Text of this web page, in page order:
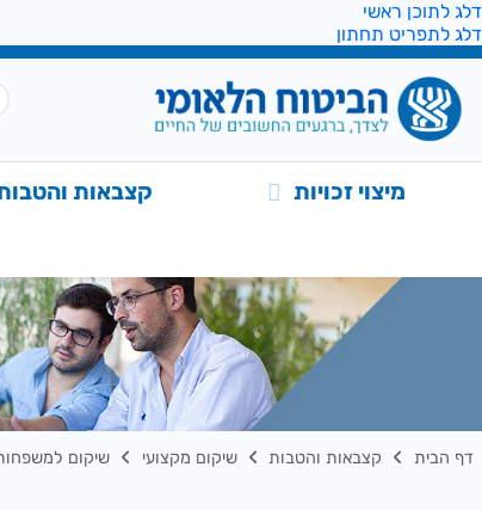
דלג לתוכן ראשי
דלג לתפריט תחתון
מיצוי זכויות קצבאות
דף הבית קצבאות והטבות שיקום מקצועי שיקום